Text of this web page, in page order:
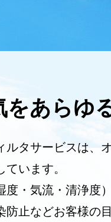
をあらゆ
ルタサービスは、
います。
度・気流・清浄度
止などお客様の